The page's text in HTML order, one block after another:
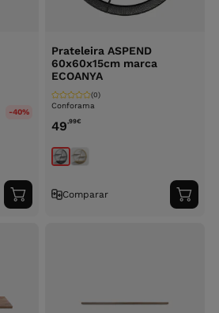
-40%
Adicionar
ao
Prateleira ASPEND
60x60x15cm marca
ECOANYA
Conforama
(0)
49,99€
Comparar
ao